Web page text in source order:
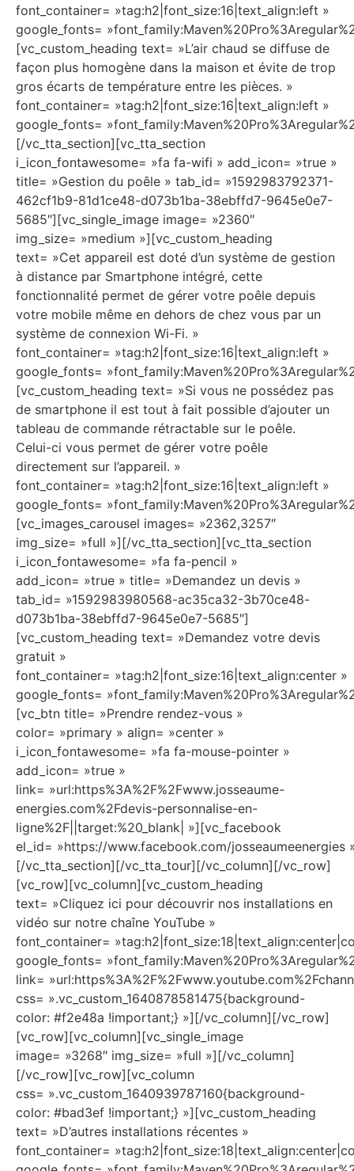
font_container= »tag:h2|font_size:16|text_align:left »
google_fonts=
[vc_custom_heading text= »L’air chaud se diffuse de
façon plus homogène dans la maison et évite de trop
gros écarts de température entre les pièces. »
font_container= »tag:h2|font_size:16|text_align:left »
google_fonts=
[/vc_tta_section][vc_tta_section
i_icon_fontawesome= »fa fa-wifi » add_icon= »true »
title= »Gestion du poêle » tab_id= »1592983792371-
462cf1b9-81d1ce48-d073b1ba-38ebffd7-9645e0e7-
5685″][vc_single_image image= »2360″
img_size= »medium »][vc_custom_heading
text= »Cet appareil est doté d’un système de gestion
à distance par Smartphone intégré, cette
fonctionnalité permet de gérer votre poêle depuis
votre mobile même en dehors de chez vous par un
système de connexion Wi-Fi. »
font_container= »tag:h2|font_size:16|text_align:left »
google_fonts=
[vc_custom_heading text= »Si vous ne possédez pas
de smartphone il est tout à fait possible d’ajouter un
tableau de commande rétractable sur le poêle.
Celui-ci vous permet de gérer votre poêle
directement sur l’appareil. »
font_container= »tag:h2|font_size:16|text_align:left »
google_fonts=
[vc_images_carousel images= »2362,3257″
img_size= »full »][/vc_tta_section][vc_tta_section
i_icon_fontawesome= »fa fa-pencil »
add_icon= »true » title= »Demandez un devis »
tab_id= »1592983980568-ac35ca32-3b70ce48-
d073b1ba-38ebffd7-9645e0e7-5685″]
[vc_custom_heading text= »Demandez votre devis
gratuit »
font_container= »tag:h2|font_size:16|text_align:center »
google_fonts=
[vc_btn title= »Prendre rendez-vous »
color= »primary » align= »center »
i_icon_fontawesome= »fa fa-mouse-pointer »
add_icon= »true »
link= »url:https%3A%2F%2Fwww.josseaume-
energies.com%2Fdevis-personnalise-en-
ligne%2F||target:%20_blank| »][vc_facebook
el_id= »https://www.facebook.com/josseaumeenergies
[/vc_tta_section][/vc_tta_tour][/vc_column][/vc_row]
[vc_row][vc_column][vc_custom_heading
text= »Cliquez ici pour découvrir nos installations en
vidéo sur notre chaîne YouTube »
font_container=
google_fonts=
link=
css= ».vc_custom_1640878581475{background-
color: #f2e48a !important;} »][/vc_column][/vc_row]
[vc_row][vc_column][vc_single_image
image= »3268″ img_size= »full »][/vc_column]
[/vc_row][vc_row][vc_column
css= ».vc_custom_1640939787160{background-
color: #bad3ef !important;} »][vc_custom_heading
text= »D’autres installations récentes »
font_container=